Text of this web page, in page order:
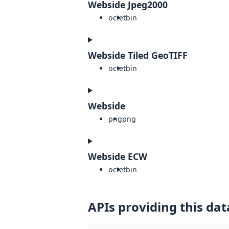
Webside Jpeg2000
octetbin
Webside Tiled GeoTIFF
octetbin
Webside
pngpng
Webside ECW
octetbin
APIs providing this